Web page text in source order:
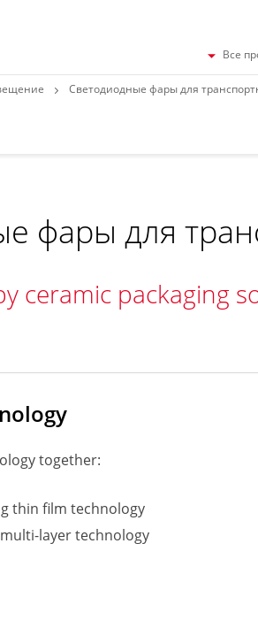
Все
Светодиодные фары для
фары для
ceramic packaging
together:
thin film technology
layer technology